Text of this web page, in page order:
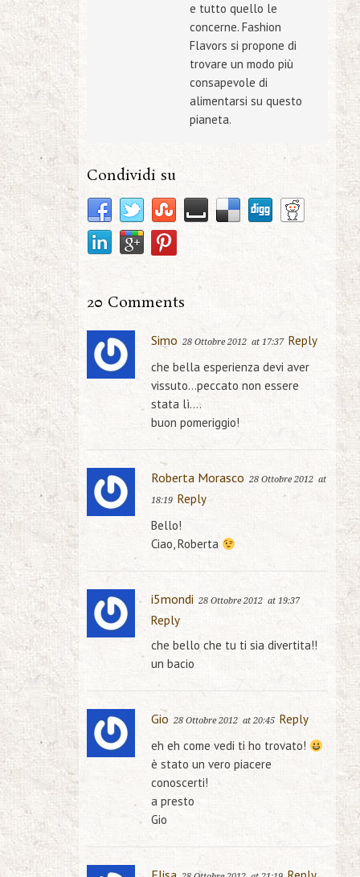
e tutto quello le
concerne. Fashion
Flavors si propone di
trovare un modo più
consapevole di
alimentarsi su questo
pianeta.
Condividi su
20 Comments
Simo 28 Ottobre 2012 at 17:37 Reply
che bella esperienza devi aver
vissuto…peccato non essere
stata lì….
buon pomeriggio!
Roberta Morasco 28 Ottobre 2012 at
18:19 Reply
Bello!
Ciao, Roberta
i5mondi 28 Ottobre 2012 at 19:37
Reply
che bello che tu ti sia divertita!!
un bacio
Gio 28 Ottobre 2012 at 20:45 Reply
eh eh come vedi ti ho trovato!
è stato un vero piacere
conoscerti!
a presto
Gio